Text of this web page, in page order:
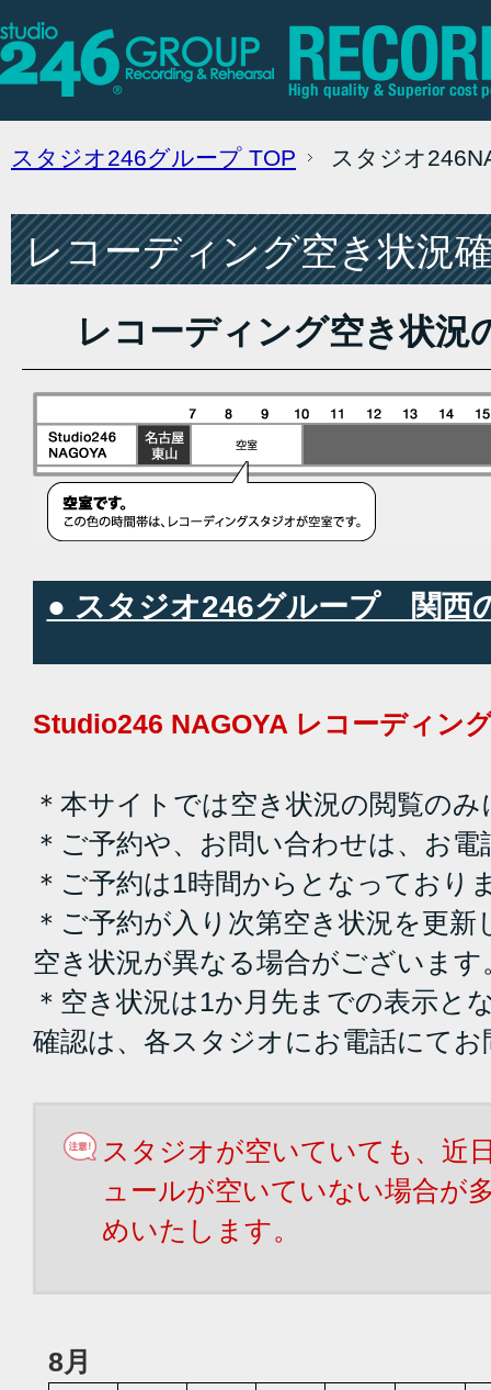
スタジオ246グループ TOP スタジオ
レコーディング空き状況
レコーディング空き状況
● スタジオ246グループ 関西
Studio246 NAGOYA レコーディン
＊本サイトでは空き状況の閲覧の
＊ご予約や、お問い合わせは、お
＊ご予約は1時間からとなっており
＊ご予約が入り次第空き状況を更
空き状況が異なる場合がございます
＊空き状況は1か月先までの表示と
確認は、各スタジオにお電話にて
スタジオが空いていても、近
ュールが空いていない場合が
めいたします。
8月